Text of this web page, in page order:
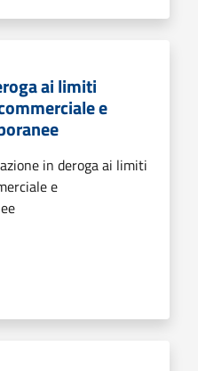
ai limiti
e
in deroga ai limiti
e